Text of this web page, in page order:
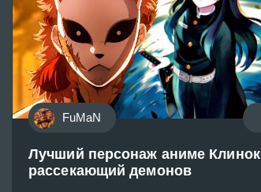
FuMaN
Лучший персонаж аниме Клинок
рассекающий демонов